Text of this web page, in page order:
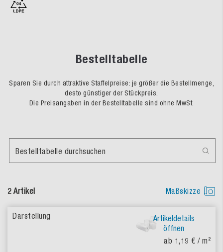
Bestelltabelle
Sparen Sie durch attraktive Staffelpreise: je größer die Bestellmenge,
desto günstiger der Stückpreis.
Die Preisangaben in der Bestelltabelle sind ohne MwSt.
2 Artikel Maßskizze
Bestelltabelle durchsuchen
Artikeldetails
öffnen
ab 1,19 € / m²